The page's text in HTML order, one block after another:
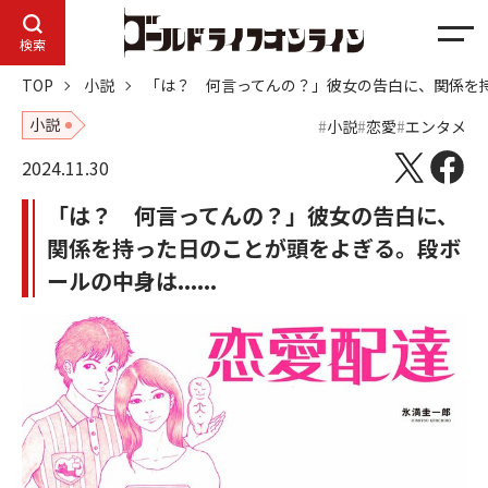
検索
メ
ュ
ー
TOP 小説
「は？ 何言ってんの？」彼女の告白に、関係を
小説
小説 恋愛 エンタメ
2024.11.30
「は？ 何言ってんの？」彼女の告白に、
関係を持った日のことが頭をよぎる。段ボ
ールの中身は......